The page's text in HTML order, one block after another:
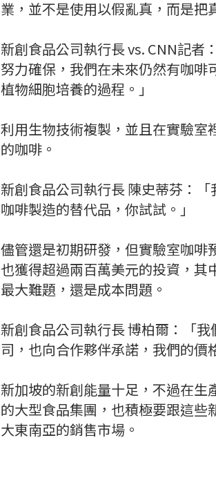
業，並不是使用以假亂真，而是把
新創食品公司執行長 vs. CNN記者
努力確保，我們在未來仍然有咖
植物細胞培養的過程。」
利用生物技術複製，並且在實驗室
的咖啡。
新創食品公司執行長 陳史蒂芬：
咖啡製造的替代品，你試試。」
儘管還是初期研發，但實驗室咖啡
也獲得超過兩百萬美元的投資，
最大難題，還是成本問題。
新創食品公司執行長 博柏爾：「
司，也向合作夥伴承諾，我們的價
新加坡的新創能量十足，不過在
的大型食品集團，也積極要跟這
大東南亞的銷售市場。